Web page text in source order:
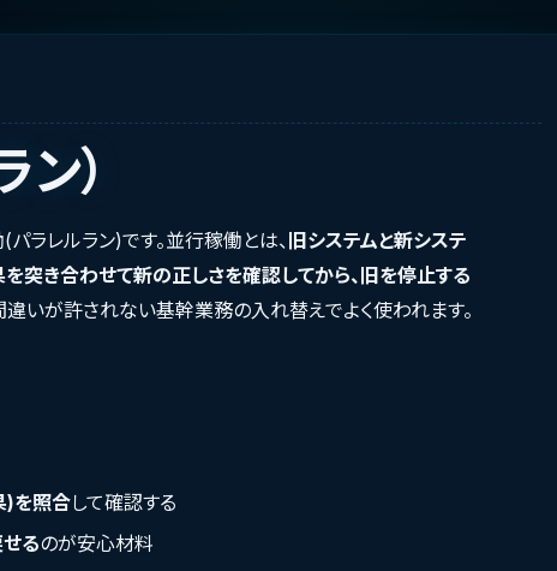
索
）
ラレルラン)です。並行稼働とは、 旧システムと新システ
突き合わせて新の正しさを確認してから、旧を停止する
違いが許されない基幹業務の入れ替えでよく使われます。
)を照合して確認する
るのが安心材料